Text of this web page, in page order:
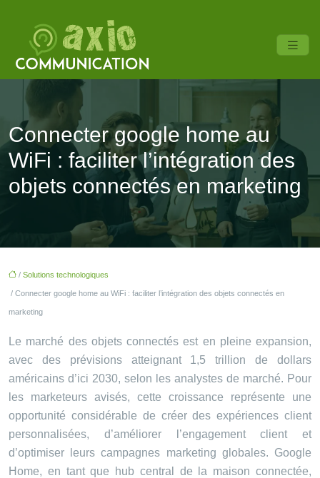
Connecter google home au
WiFi : faciliter l’intégration des
objets connectés en marketing
/ Solutions technologiques
/ Connecter google home au WiFi : faciliter l’intégration des objets connectés en
marketing
Le marché des objets connectés est en pleine expansion,
avec des prévisions atteignant 1,5 trillion de dollars
américains d’ici 2030, selon les analystes de marché. Pour
les marketeurs avisés, cette croissance représente une
opportunité considérable de créer des expériences client
personnalisées, d’améliorer l’engagement client et
d’optimiser leurs campagnes marketing globales. Google
Home, en tant que hub central de la maison connectée,